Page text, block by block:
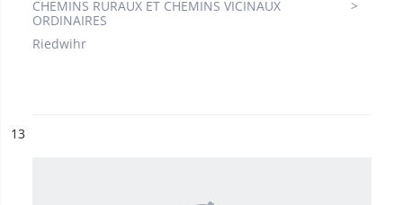
CHEMINS RURAUX ET CHEMINS VICINAUX
ORDINAIRES
Riedwihr
n°
13